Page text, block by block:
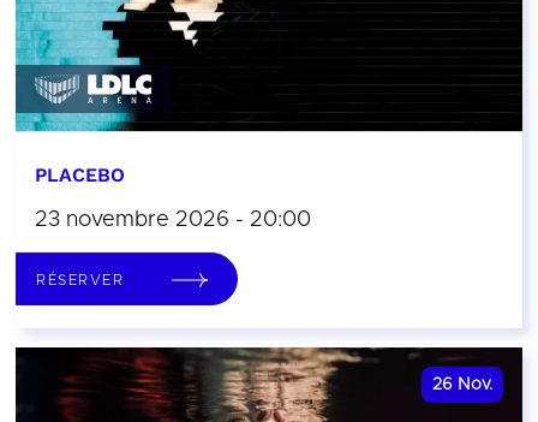
PLACEBO
23 novembre 2026 - 20:00
RÉSERVER
26 Nov.